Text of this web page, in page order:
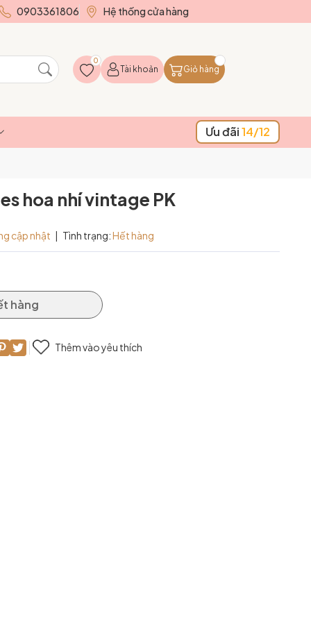
0903361806 Hệ thống cửa hàng
0
Tài khoản Giỏ hàng
Ưu đãi14/12
hoa nhí vintage PK
cập nhật | Tình trạng:Hết hàng
hàng
Thêm vào yêu thích